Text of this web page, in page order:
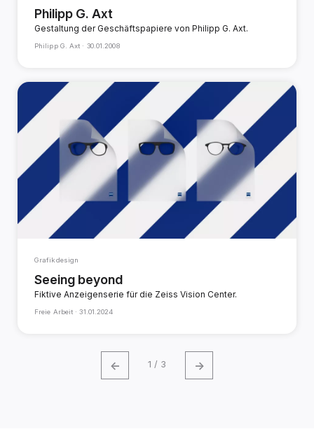
Philipp G. Axt
Gestaltung der Geschäftspapiere von Philipp G. Axt.
Philipp G. Axt · 30.01.2008
Grafikdesign
Seeing beyond
Fiktive Anzeigenserie für die Zeiss Vision Center.
Freie Arbeit ·31.01.2024
← 1 / 3 →